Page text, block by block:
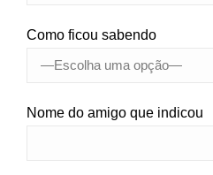
Como ficou sabendo
Nome do amigo que indicou